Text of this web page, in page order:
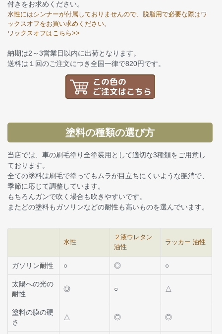
付きをお求めください。
水性にはシンナーが付属しておりませんので、脱脂用で必要な際はワ
ックスオフをお買い求めください。
ワックスオフはこちら>>
納期は2～3営業日以内に出荷となります。
送料は１回のご注文につき全国一律で820円です。
塗料の種類の選び方
当店では、車の刷毛塗り全塗装用として適切な3種類をご用意し
ております。
全ての塗料は刷毛で塗ってもムラが目立ちにくいような艶消で、
季節に応じて調整しています。
もちろんガンで吹く場合も吹きやすいです。
またどの塗料もガソリンなどの耐性も高いものを選んでいます。
水性
２液ウレタン
油性
ラッカー 油性
ガソリン耐性 ○ ◎ ○
太陽への光の
耐性
◎ ○ △
塗料の膜の硬
さ
△ ◎ ◎